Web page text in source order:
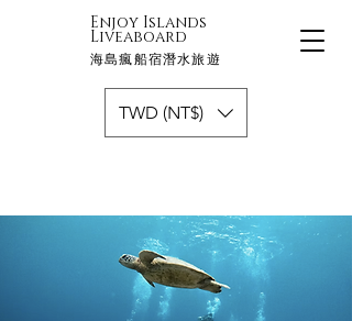
Enjoy Islands
Liveaboard
海島瘋船宿潛水旅遊
TWD (NT$)